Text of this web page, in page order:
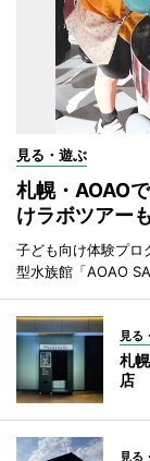
見る・遊ぶ
札幌・AOAO
けラボツアーも
子ども向け体験プロ
型水族館「AOAO
見る
札
店
見る